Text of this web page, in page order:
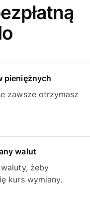
pieniężnych
zawsze otrzymasz
walut
żeby
kurs wymiany.